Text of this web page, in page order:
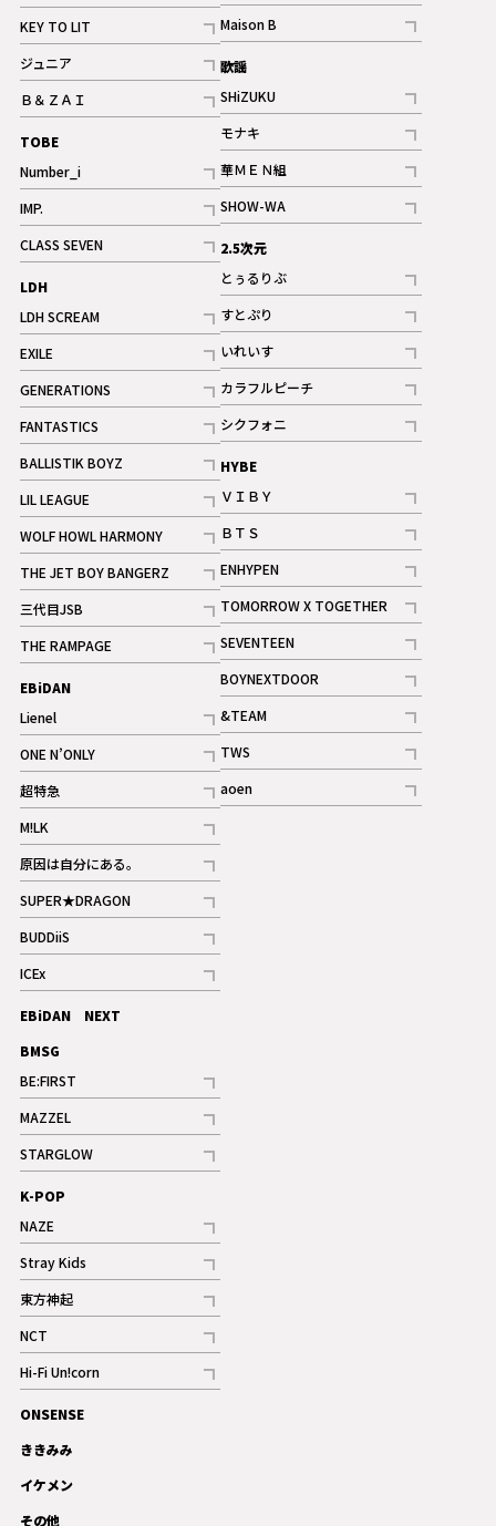
記事
KEY TO LIT
記事
ジュニア
記事
Ｂ＆ＺＡＩ
記事
TOBE
Number_i
記事
IMP.
記事
CLASS SEVEN
記事
LDH
LDH SCREAM
記事
EXILE
記事
GENERATIONS
記事
FANTASTICS
記事
BALLISTIK BOYZ
記事
LIL LEAGUE
記事
WOLF HOWL HARMONY
記事
THE JET BOY BANGERZ
記事
三代目JSB
記事
THE RAMPAGE
記事
ギャラリー
EBiDAN
Lienel
記事
ONE N’ONLY
記事
超特急
記事
M!LK
記事
原因は自分にある。
記事
SUPER★DRAGON
記事
BUDDiiS
記事
ICEx
記事
EBiDAN NEXT
BMSG
BE:FIRST
記事
ギャラリー
MAZZEL
記事
ギャラリー
STARGLOW
記事
記事
ギャラリー
Maison B
記事
歌謡
SHiZUKU
記事
モナキ
記事
華ＭＥＮ組
記事
SHOW-WA
記事
2.5次元
とぅるりぶ
記事
すとぷり
記事
ギャラリー
いれいす
記事
ギャラリー
カラフルピーチ
記事
シクフォニ
記事
HYBE
ＶＩＢＹ
記事
ＢＴＳ
記事
ENHYPEN
記事
TOMORROW X TOGETHER
記事
ギャラリー
SEVENTEEN
記事
BOYNEXTDOOR
記事
&TEAM
記事
TWS
記事
aoen
記事
K-POP
NAZE
記事
Stray Kids
記事
東方神起
記事
NCT
記事
Hi-Fi Un!corn
記事
ギャラリー
ONSENSE
ききみみ
イケメン
その他